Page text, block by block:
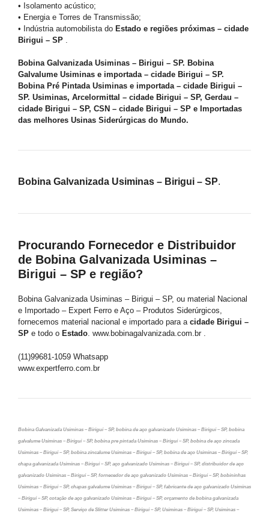
• Isolamento acústico;
• Energia e Torres de Transmissão;
• Indústria automobilista do Estado e regiões próximas – cidade
Birigui – SP
Bobina Galvanizada Usiminas – Birigui – SP. Bobina
Galvalume Usiminas e importada – cidade Birigui – SP.
Bobina Pré Pintada Usiminas e importada – cidade Birigui –
SP. Usiminas, Arcelormittal – cidade Birigui – SP, Gerdau –
cidade Birigui – SP, CSN – cidade Birigui – SP e Importadas
das melhores Usinas Siderúrgicas do Mundo.
Bobina Galvanizada Usiminas – Birigui – SP.
Procurando Fornecedor e Distribuidor
de Bobina Galvanizada Usiminas –
Birigui – SP e região?
Bobina Galvanizada Usiminas – Birigui – SP, ou material Nacional
e Importado – Expert Ferro e Aço – Produtos Siderúrgicos,
fornecemos material nacional e importado para a cidade Birigui –
SP e todo o Estado. www.bobinagalvanizada.com.br .
(11)99681-1059 Whatsapp
www.expertferro.com.br
Bobina Galvanizada Usiminas – Birigui – SP, bobina de aço galvanizado Usiminas – Birigui – SP, bobina
galvalume Usiminas – Birigui – SP, bobina pre pintada Usiminas – Birigui – SP, bobina de aço zincada
Usiminas – Birigui – SP, bobina zincalume Usiminas – Birigui – SP, bobina de aço Usiminas – Birigui – SP,
chapa galvanizada Usiminas – Birigui – SP, aço galvanizado Usiminas – Birigui – SP, distribuidor de aço
galvanizado Usiminas – Birigui – SP, fornecedor de aço galvanizado Usiminas – Birigui – SP, bobininhas
Usiminas – Birigui – SP, chapas galvalume Usiminas – Birigui – SP, fabricante de aço galvanizado Usiminas
– Birigui – SP, cotação de aço galvanizado Usiminas – Birigui – SP, orçamento de bobina galvanizada
Usiminas – Birigui – SP, Serviço de Slitter Usiminas – Birigui – SP, Usiminas – Birigui – SP, Usiminas –